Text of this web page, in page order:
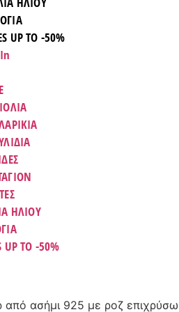
UP TO -50%
ΗΛΙΟΥ
UP TO -50%
από ασήμι 925 με ροζ